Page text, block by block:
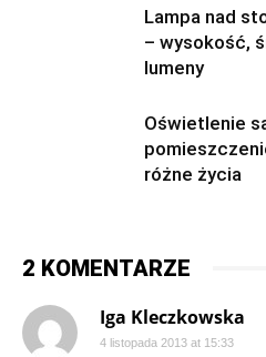
Lampa nad
– wysokość,
lumeny
Oświetlenie
różne życia
2 KOMENTARZE
Iga Kleczkowska
4 listopada 2013 at 15:33